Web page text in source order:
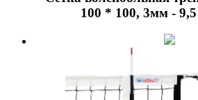
100 * 100, 3мм -